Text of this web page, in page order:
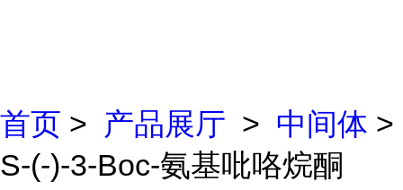
首页 > 产品展厅 > 中间体 >
S-(-)-3-Boc-氨基吡咯烷酮